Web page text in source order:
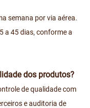
semana por via aérea.
a 45 dias, conforme a
dos produtos?
de qualidade com
e auditoria de